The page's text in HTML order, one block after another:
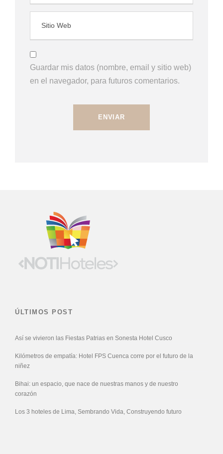
Guardar mis datos (nombre, email y sitio web)
en el navegador, para futuros comentarios.
ÚLTIMOS POST
Así se vivieron las Fiestas Patrias en Sonesta Hotel Cusco
Kilómetros de empatía: Hotel FPS Cuenca corre por el futuro de la
niñez
Bihai: un espacio, que nace de nuestras manos y de nuestro
corazón
Los 3 hoteles de Lima, Sembrando Vida, Construyendo futuro